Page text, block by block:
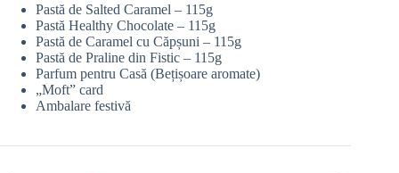
Pastă de Salted Caramel – 115g
Pastă Healthy Chocolate – 115g
Pastă de Caramel cu Căpșuni – 115g
Pastă de Praline din Fistic – 115g
Parfum pentru Casă (Bețișoare aromate)
„Moft” card
Ambalare festivă